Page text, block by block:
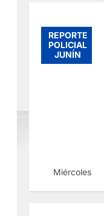
REPORTE
POLICIAL
JUNÍN
Miércoles,